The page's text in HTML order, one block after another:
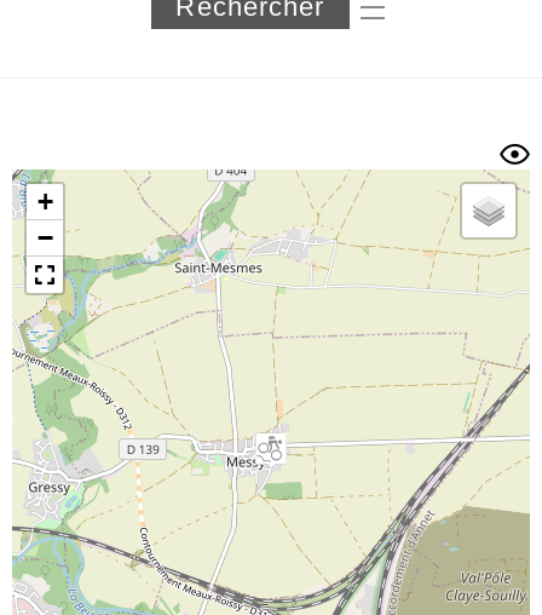
Longueur min/max
Trier par
Horodatage Photos
+
−